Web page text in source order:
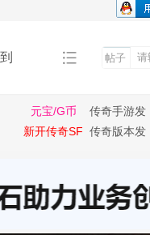
帖子
元宝/G币
传奇手游发
布
新开传奇SF 传奇版本发